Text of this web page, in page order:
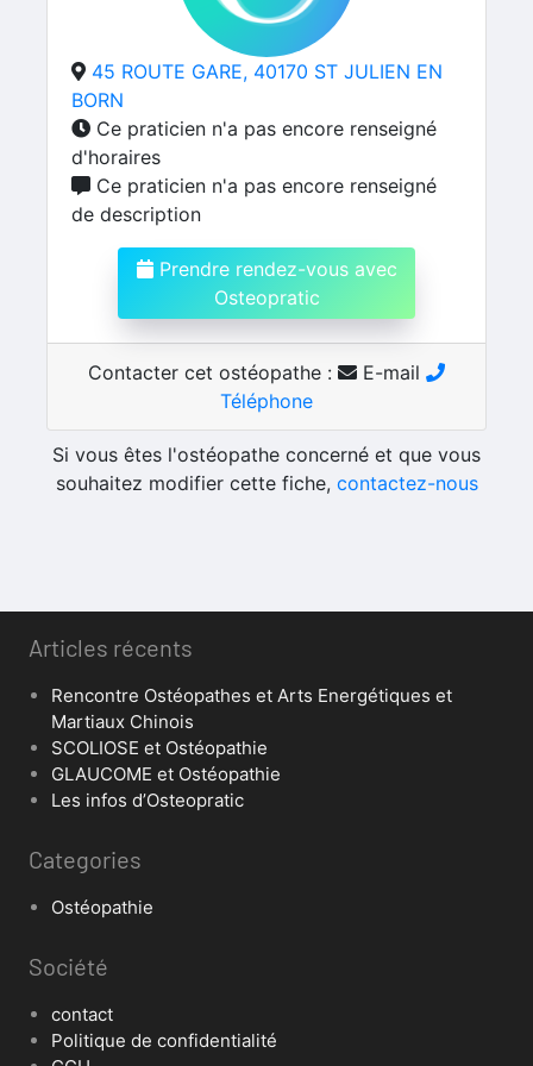
45 ROUTE GARE, 40170 ST JULIEN EN
BORN
Ce praticien n'a pas encore renseigné
d'horaires
Ce praticien n'a pas encore renseigné
de description
Prendre rendez-vous avec
Osteopratic
Contacter cet ostéopathe :
E-mail
Téléphone
Si vous êtes l'ostéopathe concerné et que vous
souhaitez modifier cette fiche, contactez-nous
Articles récents
Rencontre Ostéopathes et Arts Energétiques et
Martiaux Chinois
SCOLIOSE et Ostéopathie
GLAUCOME et Ostéopathie
Les infos d’Osteopratic
Categories
Ostéopathie
Société
contact
Politique de confidentialité